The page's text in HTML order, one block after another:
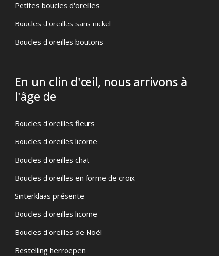
Petites boucles d'oreilles
Boucles d'oreilles sans nickel
Boucles d'oreilles boutons
En un clin d'œil, nous arrivons à
l'âge de
Boucles d'oreilles fleurs
Boucles d'oreilles licorne
Boucles d'oreilles chat
Boucles d'oreilles en forme de croix
Sinterklaas présente
Boucles d'oreilles licorne
Boucles d'oreilles de Noël
Bestelling herroepen